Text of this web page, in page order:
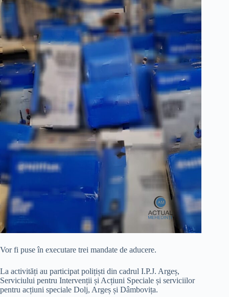
Vor fi puse în executare trei mandate de aducere.
La activități au participat polițiști din cadrul I.P.J. Argeș,
Serviciului pentru Intervenții și Acțiuni Speciale și serviciilor
pentru acțiuni speciale Dolj, Argeș și Dâmbovița.